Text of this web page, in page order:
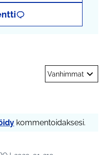
Vanhimmat
kommentoidaksesi.